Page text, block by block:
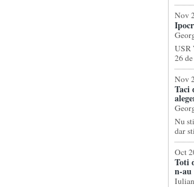
Nov
USR
26
Nov
Taci
Nu
dar
Oct
Toti
n-